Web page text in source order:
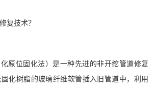
复技术？
原位固化法）是一种先进的非开挖管道修复
化树脂的玻璃纤维软管插入旧管道中，利用